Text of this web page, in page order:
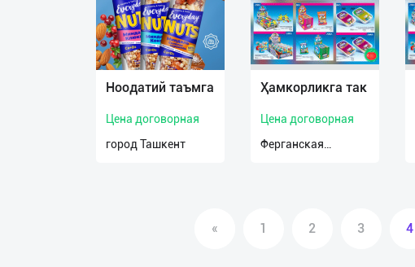
Ноодатий таъмга
Цена договорная
город Ташкент
Ҳамкорликга так
Цена договорная
Ферганская
« 1 2 3 4